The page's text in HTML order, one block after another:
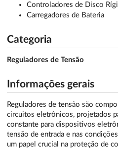
Controladores de Disco
Carregadores de Bateria
Categoria
Reguladores de Tensão
Informações gerais
Reguladores de tensão são
circuitos eletrônicos, projetados
constante para dispositivos
tensão de entrada e nas
um papel crucial na proteção de